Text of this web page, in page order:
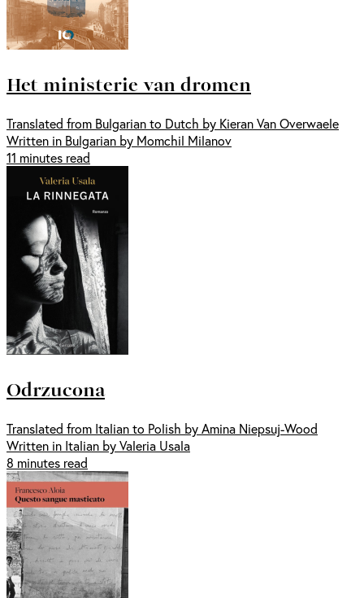
Het ministerie van dromen
Translated from Bulgarian to Dutch by Kieran Van Overwaele
Written in Bulgarian by Momchil Milanov
11 minutes read
Odrzucona
Translated from Italian to Polish by Amina Niepsuj-Wood
Written in Italian by Valeria Usala
8 minutes read